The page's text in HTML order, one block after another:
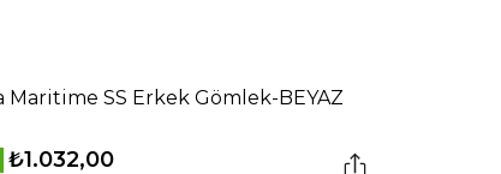
Maritime SS Erkek Gömlek-BEYAZ
₺1.032,00